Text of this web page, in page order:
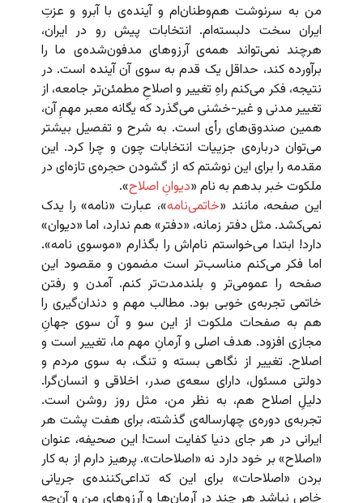
من به سرنوشت هم‌وطنان‌ام و آینده‌ی با آبرو و عزتِ
ایران سخت دلبسته‌ام. انتخابات پیش رو در ایران،
هرچند نمی‌تواند همه‌ی آرزوهای مدفون‌شده‌ی ما را
برآورده کند، حداقل یک قدم به سوی آن‌ آینده است. در
نتیجه، فکر می‌کنم راهِ تغییر و اصلاحِ مطمئن‌تر جامعه، از
تغییر مدنی و غیر-خشنی می‌گذرد که یگانه معبر مهمِ آن،
همین صندوق‌های رأی است. به شرح و تفصیل بیشتر
می‌توان درباره‌ی جزییات انتخابات چون و چرا کرد. این
مقدمه را برای این نوشتم که از گشودن حجره‌ی تازه‌ای در
ملکوت خبر بدهم به نام «دیوانِ اصلاح».
این صفحه، مانند «خاتمی‌نامه»، عبارت «نامه» را یدک
نمی‌کشد. مثل دفتر زمانه، «دفتر» هم ندارد، اما «دیوان»
دارد! ابتدا می‌خواستم نام‌اش را بگذارم «موسوی نامه».
اما فکر می‌کنم مناسب‌تر است مضمون و مقصود این
صفحه را عمومی‌تر و بلندمدت‌تر کنم. آمدن و رفتن
خاتمی تجربه‌ی خوبی بود. مطالب مهم و دندان‌گیری را
هم به صفحات ملکوت از این سو و آن سوی جهانِ
مجازی افزود. هدف اصلی و آرمانِ مهم ما، تغییر است و
اصلاح. تغییر از نگاهی بسته و تنگ، به سوی مردم و
دولتی مسئول، دارای سعه‌ی صدر، اخلاقی و انسان‌گرا.
دلیلِ اصلاح هم، به نظر من، مثل روز روشن است.
تجربه‌ی دوره‌ی چهارساله‌ی گذشته، برای هفت پشت هر
ایرانی در هر جای دنیا کفایت است! این صحیفه، عنوان
«اصلاح» بر خود دارد نه «اصلاحات». پرهیز دارم از به کار
بردن «اصلاحات» برای این که تداعی‌کننده‌ی جریانی
خاص نباشد هر چند در آرمان‌ها و آرزوهای من و آن‌چه